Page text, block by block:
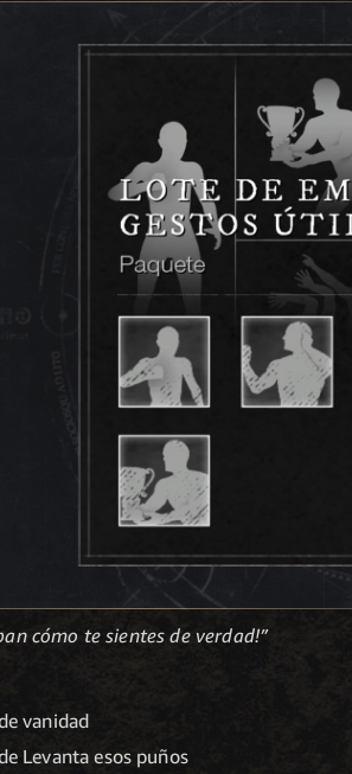
cómo te sientes de verdad!”
vanidad
Levanta esos puños